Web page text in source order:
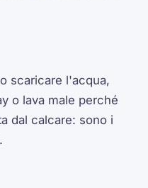
scaricare l'acqua,
o lava male perché
dal calcare: sono i